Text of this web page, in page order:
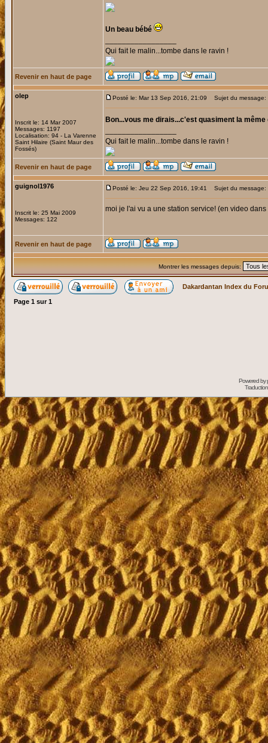
Un beau bébé
Qui fait le malin...tombe dans le ravin !
Revenir en haut de page
olep
Inscrit le: 14 Mar 2007
Messages: 1197
Localisation: 94 - La Varenne
Saint Hilaire (Saint Maur des
Fossés)
Posté le: Mar 13 Sep 2016, 21:09 Sujet du message:
Bon...vous me dirais...c'est quasiment la
Qui fait le malin...tombe dans le ravin !
Revenir en haut de page
guignol1976
Inscrit le: 25 Mai 2009
Messages: 122
Posté le: Jeu 22 Sep 2016, 19:41 Sujet du message:
moi je l'ai vu a une station service! (en video dans
Revenir en haut de page
Montrer les messages depuis:
Dakardantan Index du
Page 1 sur1
Powered by